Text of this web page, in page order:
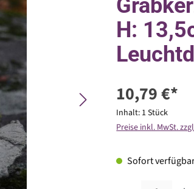
H:
10,79 €*
Inhalt: 1 Stück
Preise inkl. MwSt.
Sofort